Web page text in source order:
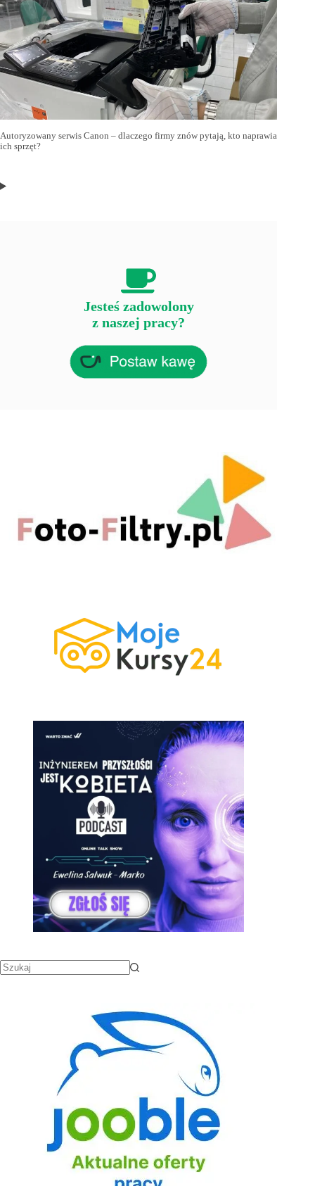
Autoryzowany serwis Canon – dlaczego firmy znów pytają, kto naprawia
ich sprzęt?
Jesteś zadowolony
z naszej pracy?